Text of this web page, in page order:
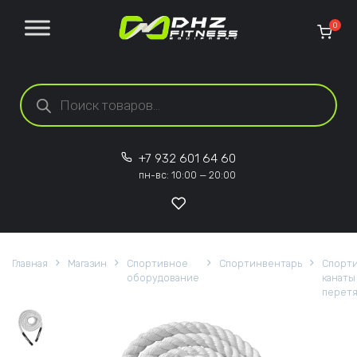
Поиск товаров
0
+7 932 601 64 60
пн-вс: 10:00 — 20:00
Главная Магазин
Спортивное
оборудование
Спортинвентарь